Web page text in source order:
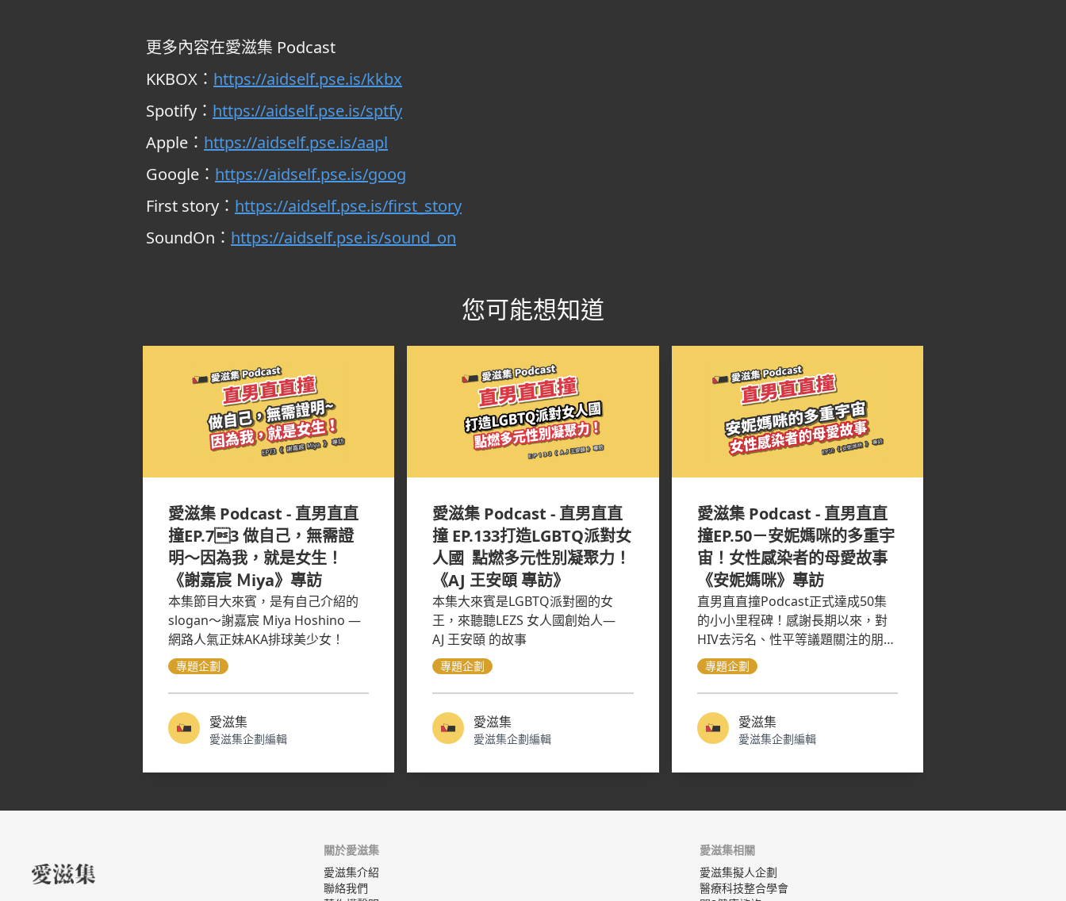
更多內容在愛滋集 Podcast
KKBOX： https://aidself.pse.is/kkbx
Spotify： https://aidself.pse.is/sptfy
Apple： https://aidself.pse.is/aapl
Google： https://aidself.pse.is/goog
First story： https://aidself.pse.is/first_story
SoundOn： https://aidself.pse.is/sound_on
您可能想知道
愛滋集 Podcast - 直男直直
撞EP.73 做自己，無需證
明～因為我，就是女生！
《謝嘉宸 Ｍiya》專訪
本集節目大來賓，是有自己介紹的
slogan～謝嘉宸 Miya Hoshino —
網路人氣正妹AKA排球美少女！
專題企劃
愛滋集
愛滋集企劃編輯
愛滋集 Podcast - 直男直直
撞 EP.133打造LGBTQ派對女
人國 點燃多元性別凝聚力！
《AJ 王安頤 專訪》
本集大來賓是LGBTQ派對圈的女
王，來聽聽LEZS 女人國創始人—
AJ 王安頤 的故事
專題企劃
愛滋集
愛滋集企劃編輯
愛滋集 Podcast - 直男直直
撞EP.50－安妮媽咪的多重宇
宙！女性感染者的母愛故事
《安妮媽咪》專訪
直男直直撞Podcast正式達成50集
的小小里程碑！感謝長期以來，對
HIV去污名、性平等議題關注的朋友
們的支持！在這特別的集數，很高
興邀請到HIV女性感染者—安妮媽
咪，來和大家分享她的故事！
專題企劃
愛滋集
愛滋集企劃編輯
關於愛滋集
愛滋集介紹
聯絡我們
愛滋集相關
愛滋集擬人企劃
醫療科技整合學會